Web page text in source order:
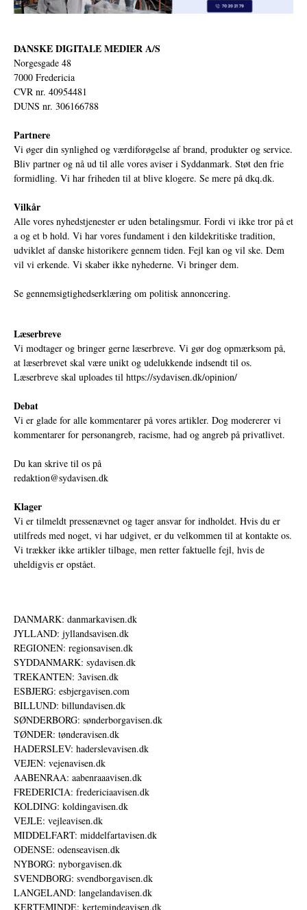
DANSKE DIGITALE MEDIER A/S
Norgesgade 48
7000 Fredericia
CVR nr. 40954481
DUNS nr. 306166788
Partnere
Vi øger din synlighed og værdiforøgelse af brand, produkter og service.
Bliv partner og nå ud til alle vores aviser i Syddanmark. Støt den frie
formidling. Vi har friheden til at blive klogere. Se mere på dkq.dk.
Vilkår
Alle vores nyhedstjenester er uden betalingsmur. Fordi vi ikke tror på et
a og et b hold. Vi har vores fundament i den kildekritiske tradition,
udviklet af danske historikere gennem tiden. Fejl kan og vil ske. Dem
vil vi erkende. Vi skaber ikke nyhederne. Vi bringer dem.
Se gennemsigtighedserklæring om politisk annoncering.
Læserbreve
Vi modtager og bringer gerne læserbreve. Vi gør dog opmærksom på,
at læserbrevet skal være unikt og udelukkende indsendt til os.
Læserbreve skal uploades til https://sydavisen.dk/opinion/
Debat
Vi er glade for alle kommentarer på vores artikler. Dog modererer vi
kommentarer for personangreb, racisme, had og angreb på privatlivet.
Du kan skrive til os på
redaktion@sydavisen.dk
Klager
Vi er tilmeldt pressenævnet og tager ansvar for indholdet. Hvis du er
utilfreds med noget, vi har udgivet, er du velkommen til at kontakte os.
Vi trækker ikke artikler tilbage, men retter faktuelle fejl, hvis de
uheldigvis er opstået.
DANMARK: danmarkavisen.dk
JYLLAND: jyllandsavisen.dk
REGIONEN: regionsavisen.dk
SYDDANMARK: sydavisen.dk
TREKANTEN: 3avisen.dk
ESBJERG: esbjergavisen.com
BILLUND: billundavisen.dk
SØNDERBORG: sønderborgavisen.dk
TØNDER: tønderavisen.dk
HADERSLEV: haderslevavisen.dk
VEJEN: vejenavisen.dk
AABENRAA: aabenraaavisen.dk
FREDERICIA: fredericiaavisen.dk
KOLDING: koldingavisen.dk
VEJLE: vejleavisen.dk
MIDDELFART: middelfartavisen.dk
ODENSE: odenseavisen.dk
NYBORG: nyborgavisen.dk
SVENDBORG: svendborgavisen.dk
LANGELAND: langelandavisen.dk
KERTEMINDE: kertemindeavisen.dk